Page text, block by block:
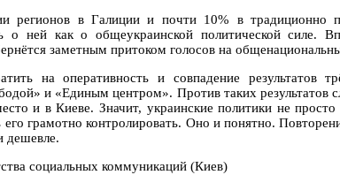
регионов в Галиции и почти 10% в традиционно
о ней как о общеукраинской политической силе.
заметным притоком голосов на
на оперативность и совпадение результатов
и «Единым центром». Против таких результатов
и в Киеве. Значит, украинские политики не
его грамотно контролировать. Оно и понятно.
дешевле.
социальных коммуникаций (Киев)